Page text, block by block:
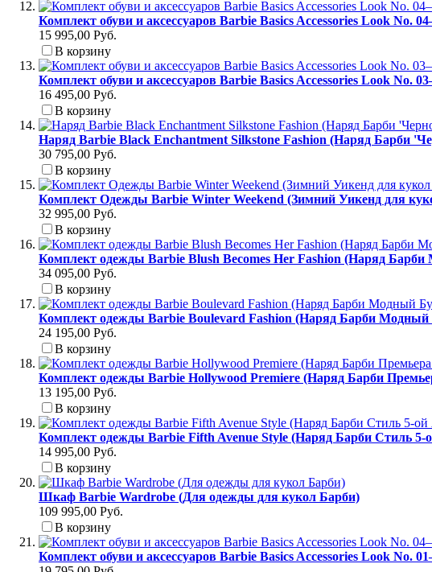
Комплект обуви и аксессуаров Barbie Basics Accessories Look
15 995,00 Руб.
В корзину
Комплект обуви и аксессуаров Barbie Basics Accessories Look
16 495,00 Руб.
В корзину
Наряд Barbie Black Enchantment Silkstone Fashion (Наряд Барби
30 795,00 Руб.
В корзину
Комплект Одежды Barbie Winter Weekend (Зимний Уикенд для
32 995,00 Руб.
В корзину
Комплект одежды Barbie Blush Becomes Her Fashion (Наряд
34 095,00 Руб.
В корзину
Комплект одежды Barbie Boulevard Fashion (Наряд Барби Модный
24 195,00 Руб.
В корзину
Комплект одежды Barbie Hollywood Premiere (Наряд Барби
13 195,00 Руб.
В корзину
Комплект одежды Barbie Fifth Avenue Style (Наряд Барби Стиль 5-
14 995,00 Руб.
В корзину
Шкаф Barbie Wardrobe (Для одежды для кукол Барби)
109 995,00 Руб.
В корзину
Комплект обуви и аксессуаров Barbie Basics Accessories Look